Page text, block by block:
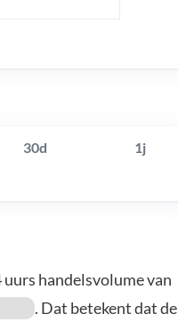
30d 1j
uurs handelsvolume van
. Dat betekent dat de